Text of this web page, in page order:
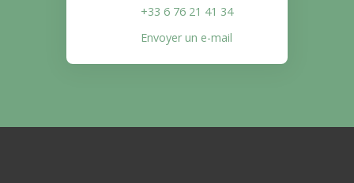
+33 6 76 21 41 34
Envoyer un e-mail